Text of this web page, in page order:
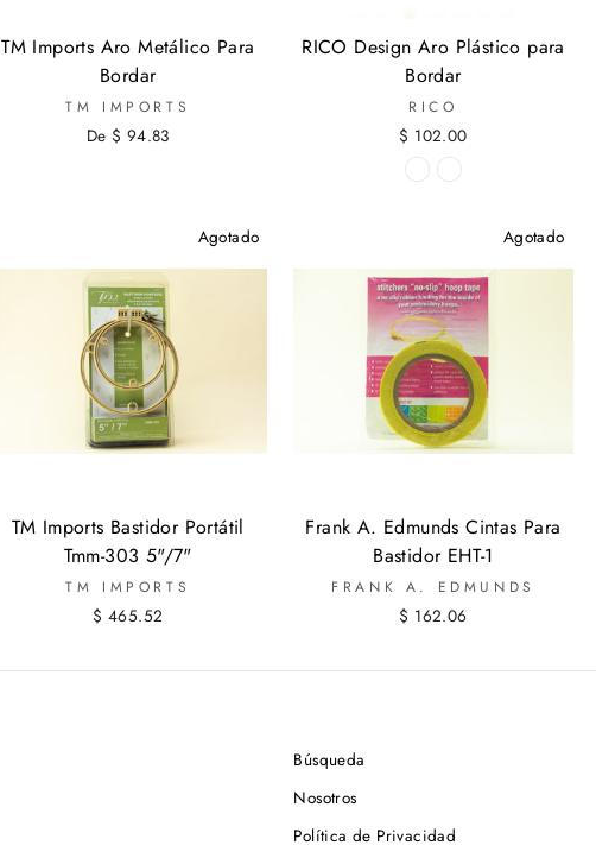
TM Imports Aro Metálico Para
Bordar
TM IMPORTS
De $ 94.83
RICO Design Aro Plástico para
Bordar
RICO
$ 102.00
Agotado
TM Imports Bastidor Portátil
Tmm-303 5"/7"
TM IMPORTS
$ 465.52
Agotado
Frank A. Edmunds Cintas Para
Bastidor EHT-1
FRANK A. EDMUNDS
$ 162.06
Búsqueda
Nosotros
Política de Privacidad